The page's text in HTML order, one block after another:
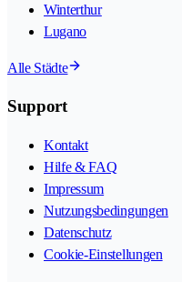
Winterthur
Lugano
Alle Städte
Support
Kontakt
Hilfe & FAQ
Impressum
Nutzungsbedingungen
Datenschutz
Cookie-Einstellungen